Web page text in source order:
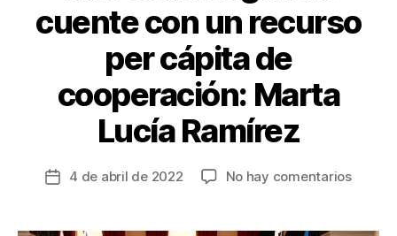
cuente con un recurso
per cápita de
cooperación: Marta
Lucía Ramírez
Fecha4 de abril de 2022 No hay comentariosen